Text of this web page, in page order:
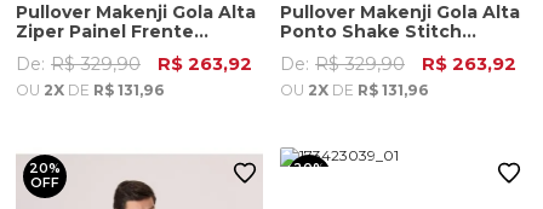
Pullover Makenji Gola Alta
Ziper Painel Frente
Masculino Preto
De: R$ 329,90 R$ 263,92
OU 2X DE R$ 131,96
Pullover Makenji Gola Alta
Ponto Shake Stitch
Masculino Bordo
De: R$ 329,90 R$ 263,92
OU 2X DE R$ 131,96
20%
OFF
20%